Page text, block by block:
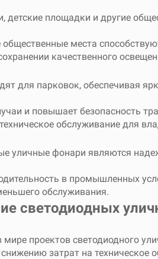
площадки и другие
места
качественного
для парковок, обеспечивая
и повышает безопасность
обслуживание для
уличные фонари являются
в промышленных
обслуживания.
светодиодных
проектов светодиодного
затрат на техническое